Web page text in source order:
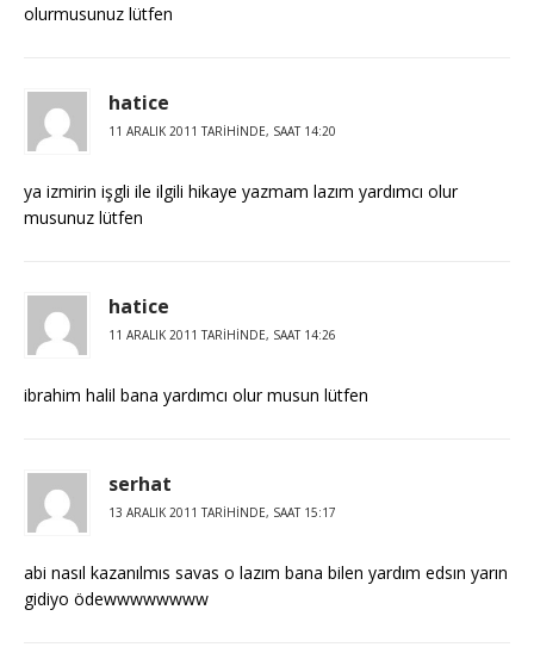
olurmusunuz lütfen
hatice
11 ARALIK 2011 TARIHINDE, SAAT 14:20
ya izmirin işgli ile ilgili hikaye yazmam lazım yardımcı olur
musunuz lütfen
hatice
11 ARALIK 2011 TARIHINDE, SAAT 14:26
ibrahim halil bana yardımcı olur musun lütfen
serhat
13 ARALIK 2011 TARIHINDE, SAAT 15:17
abi nasıl kazanılmıs savas o lazım bana bilen yardım edsın yarın
gidiyo ödewwwwwwww